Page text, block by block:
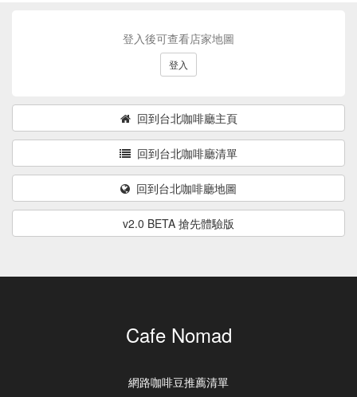
登入後可查看店家地圖
登入
回到台北咖啡廳主頁
回到台北咖啡廳清單
回到台北咖啡廳地圖
v2.0 BETA 搶先體驗版
Cafe Nomad
網路咖啡豆推薦清單